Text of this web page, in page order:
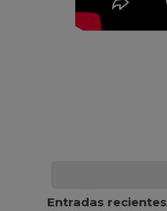
Entradas recientes